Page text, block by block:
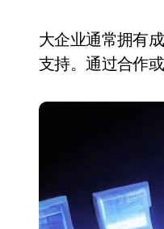
大企业通常拥有
支持。通过合作